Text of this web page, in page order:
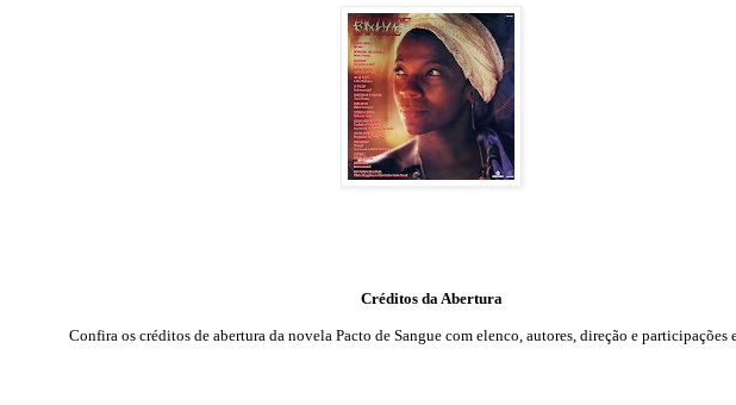
Créditos da Abertura
Confira os créditos de abertura da novela Pacto de Sangue com elenco, autores, direção e participações